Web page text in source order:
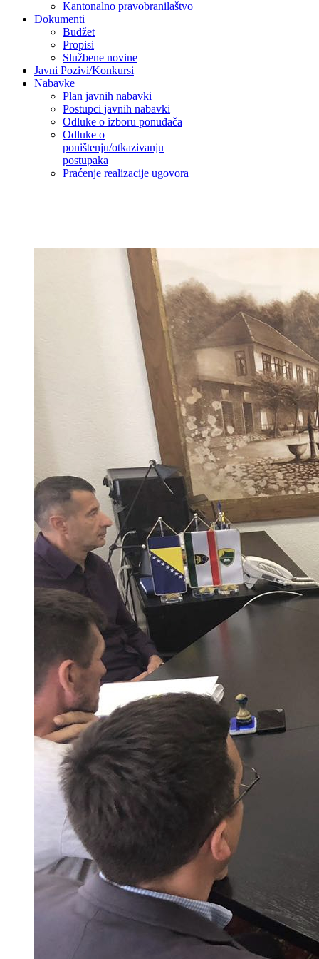
Kantonalno pravobranilaštvo
Dokumenti
Budžet
Propisi
Službene novine
Javni Pozivi/Konkursi
Nabavke
Plan javnih nabavki
Postupci javnih nabavki
Odluke o izboru ponuđača
Odluke o
poništenju/otkazivanju
postupaka
Praćenje realizacije ugovora